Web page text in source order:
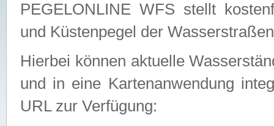
PEGELONLINE WFS stellt
und Küstenpegel der
Hierbei können aktuelle
und in eine Kartenanwendung
URL zur Verfügung: